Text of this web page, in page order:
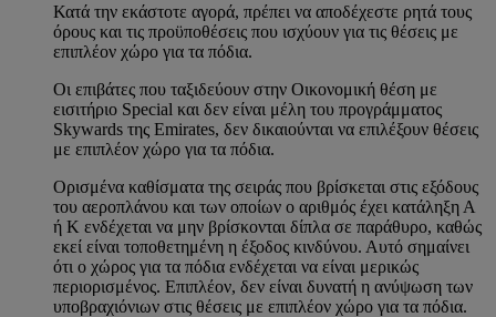
Κατά την εκάστοτε αγορά, πρέπει να αποδέχεστε ρητά τους
όρους και τις προϋποθέσεις που ισχύουν για τις θέσεις με
επιπλέον χώρο για τα πόδια.
Οι επιβάτες που ταξιδεύουν στην Οικονομική θέση με
εισιτήριο Special και δεν είναι μέλη του προγράμματος
Skywards της Emirates, δεν δικαιούνται να επιλέξουν θέσεις
με επιπλέον χώρο για τα πόδια.
Ορισμένα καθίσματα της σειράς που βρίσκεται στις εξόδους
του αεροπλάνου και των οποίων ο αριθμός έχει κατάληξη Α
ή Κ ενδέχεται να μην βρίσκονται δίπλα σε παράθυρο, καθώς
εκεί είναι τοποθετημένη η έξοδος κινδύνου. Αυτό σημαίνει
ότι ο χώρος για τα πόδια ενδέχεται να είναι μερικώς
περιορισμένος. Επιπλέον, δεν είναι δυνατή η ανύψωση των
υποβραχιόνιων στις θέσεις με επιπλέον χώρο για τα πόδια.